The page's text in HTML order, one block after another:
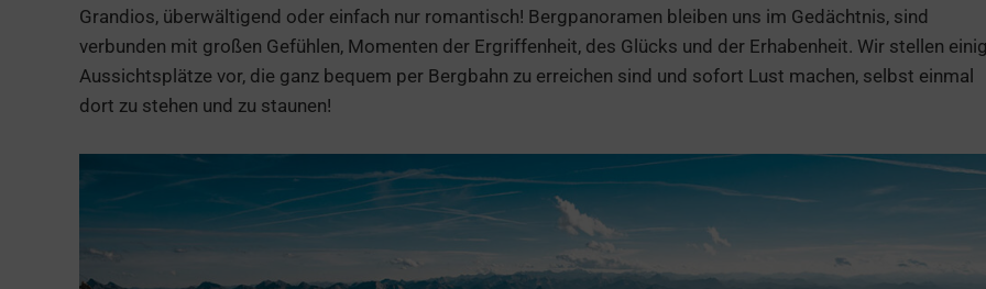
Grandios, überwältigend oder einfach nur romantisch! Bergpanoramen bleiben uns im Gedächtnis, sind
verbunden mit großen Gefühlen, Momenten der Ergriffenheit, des Glücks und der Erhabenheit. Wir stellen
Aussichtsplätze vor, die ganz bequem per Bergbahn zu erreichen sind und sofort Lust machen, selbst einmal
dort zu stehen und zu staunen!